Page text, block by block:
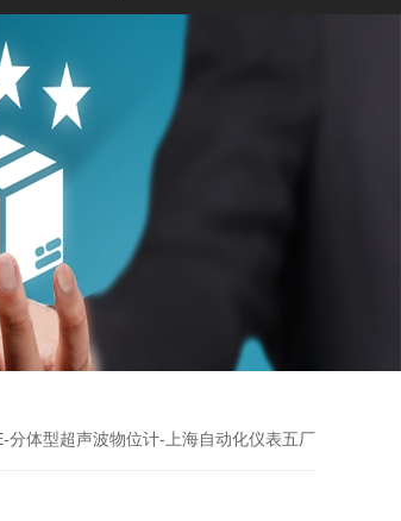
分体型超声波物位计-上海自动化仪表五厂